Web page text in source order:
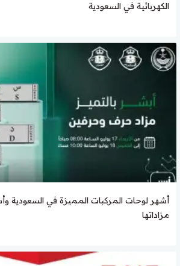
الكهربائية في السعودية
أشهر لوحات المركبات المميزة في السعودية
مزاداتها